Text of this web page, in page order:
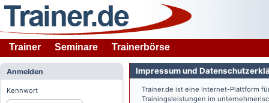
Trainer Seminare Trainerbörse
Anmelden
Kennwort
Impressum und
Trainer.de ist eine Internet-Plattform
Trainingsleistungen im